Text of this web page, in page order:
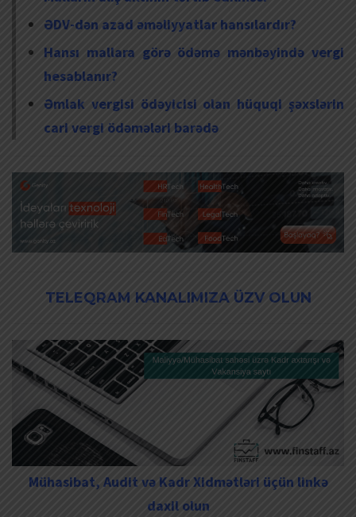
ƏDV-dən azad əməliyyatlar hansılardır?
Hansı mallara görə ödəmə mənbəyində vergi
hesablanır?
Əmlak vergisi ödəyicisi olan hüquqi şəxslərin
cari vergi ödəmələri barədə
TELEQRAM KANALIMIZA ÜZV OLUN
Mühasibat, Audit və Kadr Xidmətləri üçün linkə
daxil olun